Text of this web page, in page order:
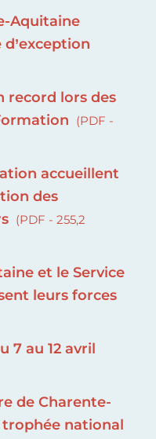
Aquitaine
record lors des
(PDF -
accueillent
des
(PDF - 255,2
et le Service
leurs forces
7 au 12 avril
de Charente-
national